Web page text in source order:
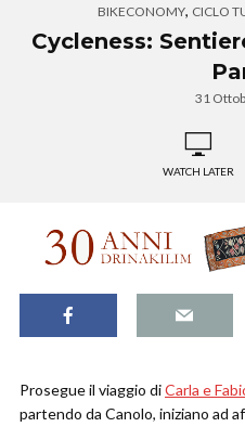
BIKECONOMY, CICLO
Cycleness:
31
WATCH LATER
Prosegue il viaggio diCarla e
partendo da Canolo, iniziano ad